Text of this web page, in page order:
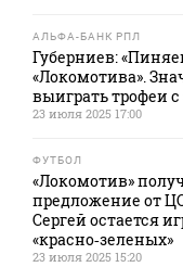
АЛЬФА-БАНК РПЛ
Губерниев:
«Локомотива».
выиграть трофеи
23 июля 2025 17:00
ФУТБОЛ
«Локомотив»
предложение от
Сергей остается
«красно‑зеленых»
23 июля 2025 15:20